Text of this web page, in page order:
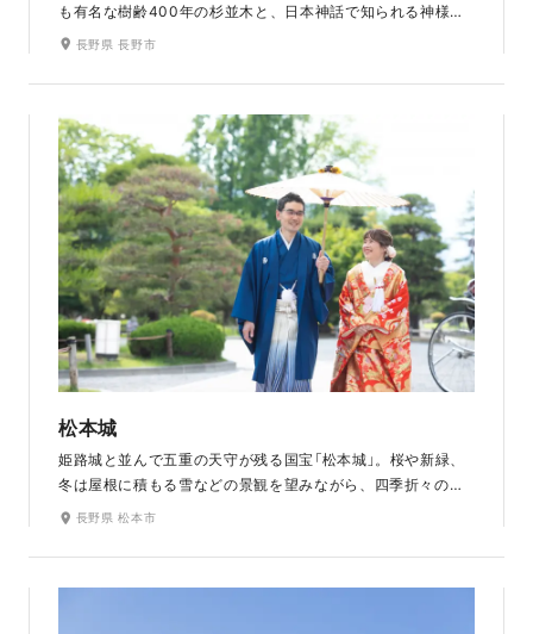
も有名な樹齢400年の杉並木と、日本神話で知られる神様た
ちがまつられたパワースポットです。静粛とした空気の中、
おふたりにおすすめのロケ地です。深い緑の木々に囲まれる
季節・真っ白の雪が降り積もる季節、どちらも神秘的です。
長野県 長野市
松本城
姫路城と並んで五重の天守が残る国宝「松本城」。桜や新緑、
冬は屋根に積もる雪などの景観を望みながら、四季折々の松
本城を散策しつつ撮影できます。北アルプスの山々を借景と
景です。天守建物の漆喰の白と漆塗りの黒の対比が絶妙な美
しさを醸し出しています。国宝の風情ある景色に和装が映え
長野県 松本市